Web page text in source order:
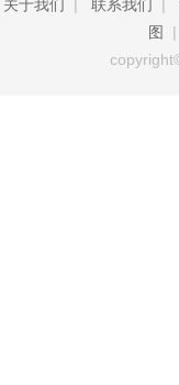
关于我们 联系我们
图